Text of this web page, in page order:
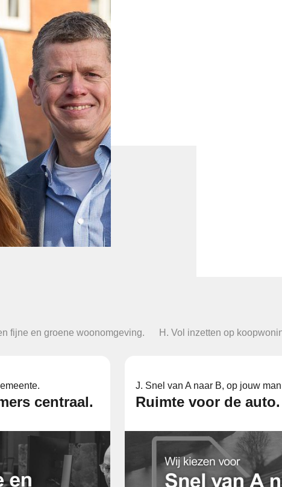
fijne en groene woonomgeving. H. Vol inzetten op
centraal.
J. Snel van A naar B, op jouw
Ruimte voor de auto.